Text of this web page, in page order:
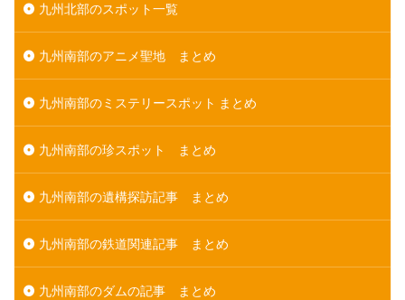
九州北部のスポット一覧
九州南部のアニメ聖地 まとめ
九州南部のミステリースポット まとめ
九州南部の珍スポット まとめ
九州南部の遺構探訪記事 まとめ
九州南部の鉄道関連記事 まとめ
九州南部のダムの記事 まとめ